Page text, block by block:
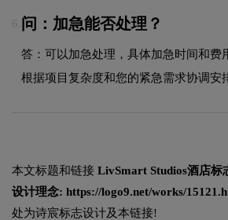
6. 问：加急能否处理？
答：可以加急处理，具体加急时间和费
根据项目复杂度和您的紧急需求协调安
本文标题和链接 LivSmart Studios酒店标
设计理念: https://logo9.net/works/
处为诗宸标志设计及本链接!